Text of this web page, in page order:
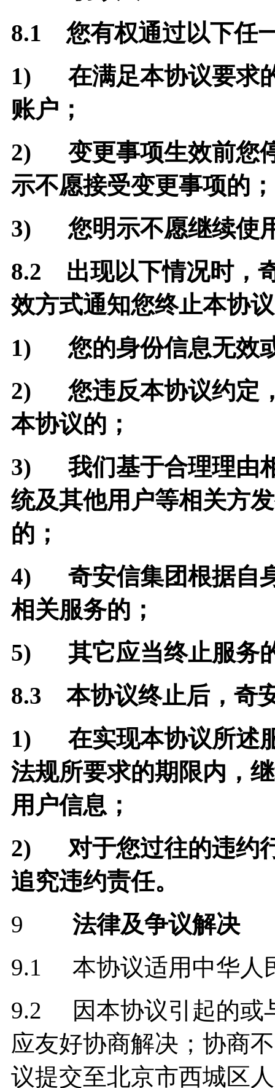
8.1 您有权通过以下任
1) 在满足本协议要求
账户；
2) 变更事项生效前您
示不愿接受变更事项的；
3) 您明示不愿继续使
8.2 出现以下情况时，
效方式通知您终止本协
1) 您的身份信息无效
2) 您违反本协议约定
本协议的；
3) 我们基于合理理由
统及其他用户等相关方
的；
4) 奇安信集团根据自
相关服务的；
5) 其它应当终止服务
8.3本协议终止后，奇
1) 在实现本协议所述
法规所要求的期限内，
用户信息；
2) 对于您过往的违约
追究违约责任。
9 法律及争议解决
9.1 本协议适用中华人
9.2 因本协议引起的或
应友好协商解决；协商
议提交至北京市西城区